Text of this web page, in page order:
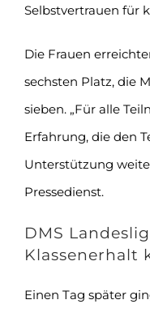
Selbstvertrauen für
Die Frauen
sechsten Platz, die
sieben. „Für alle
Erfahrung, die den
Unterstützung
Pressedienst.
DMS
Klassenerhalt
Einen Tag später